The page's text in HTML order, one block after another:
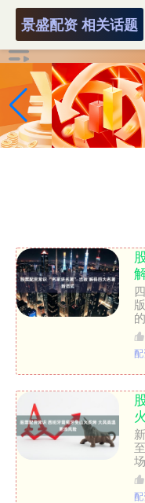
景盛配资 相关话题